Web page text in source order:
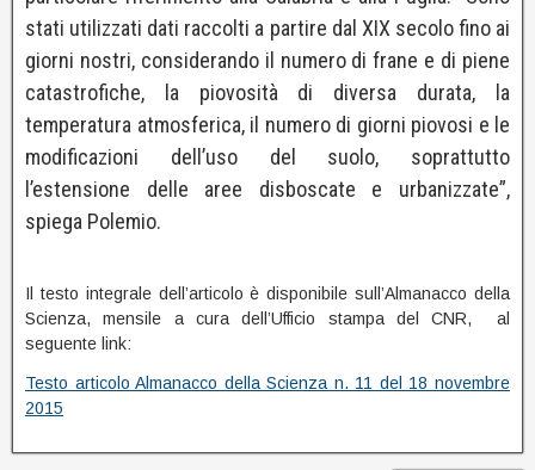
stati utilizzati dati raccolti a partire dal XIX secolo fino ai
giorni nostri, considerando il numero di frane e di piene
catastrofiche, la piovosità di diversa durata, la
temperatura atmosferica, il numero di giorni piovosi e le
modificazioni dell’uso del suolo, soprattutto
l’estensione delle aree disboscate e urbanizzate”,
spiega Polemio.
Il testo integrale dell’articolo è disponibile sull’Almanacco della
Scienza, mensile a cura dell’Ufficio stampa del CNR, al
seguente link:
Testo articolo Almanacco della Scienza n. 11 del 18 novembre
2015